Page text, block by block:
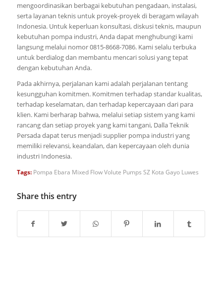
mengoordinasikan berbagai kebutuhan pengadaan, instalasi,
serta layanan teknis untuk proyek-proyek di beragam wilayah
Indonesia. Untuk keperluan konsultasi, diskusi teknis, maupun
kebutuhan pompa industri, Anda dapat menghubungi kami
langsung melalui nomor 0815-8668-7086. Kami selalu terbuka
untuk berdialog dan membantu mencari solusi yang tepat
dengan kebutuhan Anda.
Pada akhirnya, perjalanan kami adalah perjalanan tentang
kesungguhan komitmen. Komitmen terhadap standar kualitas,
terhadap keselamatan, dan terhadap kepercayaan dari para
klien. Kami berharap bahwa, melalui setiap sistem yang kami
rancang dan setiap proyek yang kami tangani, Dalla Teknik
Persada dapat terus menjadi supplier pompa industri yang
memiliki relevansi, keandalan, dan kepercayaan oleh dunia
industri Indonesia.
Tags: Pompa Ebara Mixed Flow Volute Pumps SZ Kota Gayo Luwes
Share this entry